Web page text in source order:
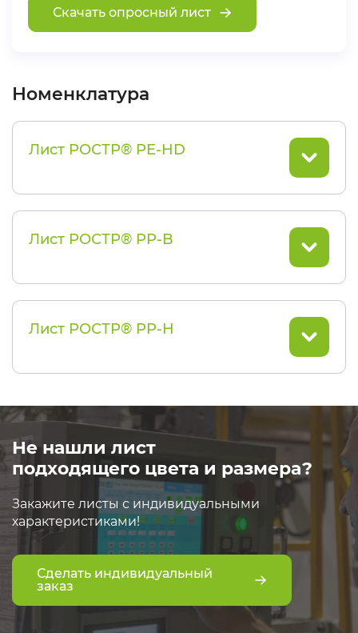
Скачать опросный лист
Номенклатура
Лист РОСТР® PE-HD
Лист РОСТР® PP-B
Лист РОСТР® PP-H
Не нашли лист
подходящего цвета и размера?
Закажите листы с индивидуальными
характеристиками!
Сделать индивидуальный
заказ